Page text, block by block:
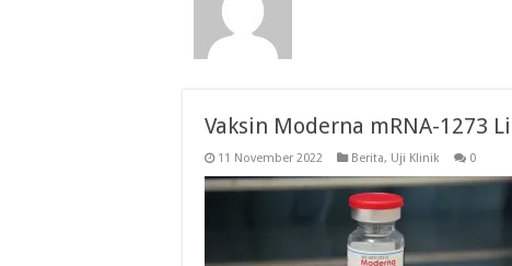
Vaksin Moderna mRNA-1273
11 November 2022 Berita, Uji Klinik 0